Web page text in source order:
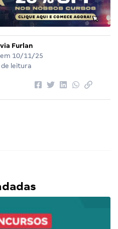
Furlan
10/11/25
de leitura